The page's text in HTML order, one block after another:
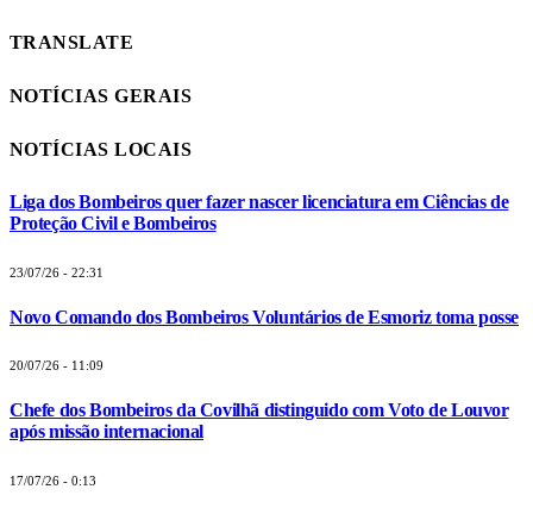
TRANSLATE
NOTÍCIAS GERAIS
NOTÍCIAS LOCAIS
Liga dos Bombeiros quer fazer nascer licenciatura em Ciências de
Proteção Civil e Bombeiros
23/07/26 - 22:31
Novo Comando dos Bombeiros Voluntários de Esmoriz toma posse
20/07/26 - 11:09
Chefe dos Bombeiros da Covilhã distinguido com Voto de Louvor
após missão internacional
17/07/26 - 0:13